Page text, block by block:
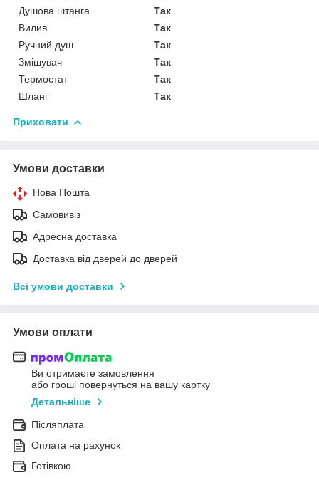
Душова штанга
Так
Вилив
Так
Ручний душ
Так
Змішувач
Так
Термостат
Так
Шланг
Так
Приховати
Умови доставки
Нова Пошта
Самовивіз
Адресна доставка
Доставка від дверей до дверей
Всі умови доставки
Умови оплати
Ви отримаєте замовлення
або гроші повернуться на вашу картку
Детальніше
Післяплата
Оплата на рахунок
Готівкою